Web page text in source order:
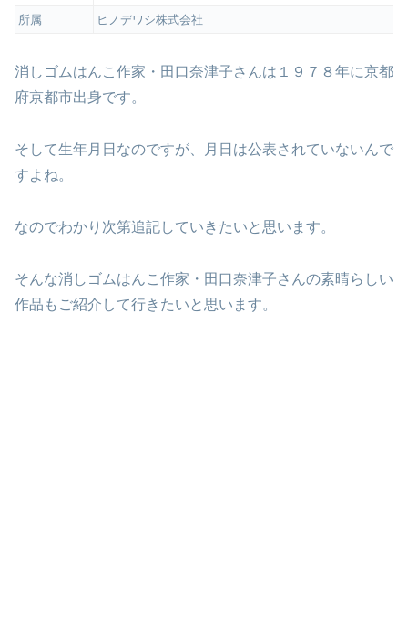
所属
ヒノデワシ株式会社
消しゴムはんこ作家・田口奈津子さんは１９７８年に京都
府京都市出身です。
そして生年月日なのですが、月日は公表されていないんで
すよね。
なのでわかり次第追記していきたいと思います。
そんな消しゴムはんこ作家・田口奈津子さんの素晴らしい
作品もご紹介して行きたいと思います。